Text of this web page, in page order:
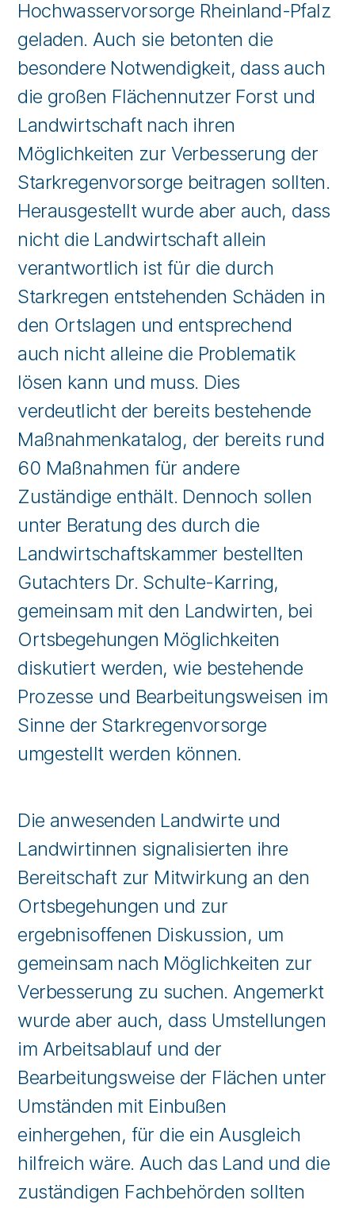
Hochwasservorsorge Rheinland-Pfalz
geladen. Auch sie betonten die
besondere Notwendigkeit, dass auch
die großen Flächennutzer Forst und
Landwirtschaft nach ihren
Möglichkeiten zur Verbesserung der
Starkregenvorsorge beitragen sollten.
Herausgestellt wurde aber auch, dass
nicht die Landwirtschaft allein
verantwortlich ist für die durch
Starkregen entstehenden Schäden in
den Ortslagen und entsprechend
auch nicht alleine die Problematik
lösen kann und muss. Dies
verdeutlicht der bereits bestehende
Maßnahmenkatalog, der bereits rund
60 Maßnahmen für andere
Zuständige enthält. Dennoch sollen
unter Beratung des durch die
Landwirtschaftskammer bestellten
Gutachters Dr. Schulte-Karring,
gemeinsam mit den Landwirten, bei
Ortsbegehungen Möglichkeiten
diskutiert werden, wie bestehende
Prozesse und Bearbeitungsweisen im
Sinne der Starkregenvorsorge
umgestellt werden können.
Die anwesenden Landwirte und
Landwirtinnen signalisierten ihre
Bereitschaft zur Mitwirkung an den
Ortsbegehungen und zur
ergebnisoffenen Diskussion, um
gemeinsam nach Möglichkeiten zur
Verbesserung zu suchen. Angemerkt
wurde aber auch, dass Umstellungen
im Arbeitsablauf und der
Bearbeitungsweise der Flächen unter
Umständen mit Einbußen
einhergehen, für die ein Ausgleich
hilfreich wäre. Auch das Land und die
zuständigen Fachbehörden sollten